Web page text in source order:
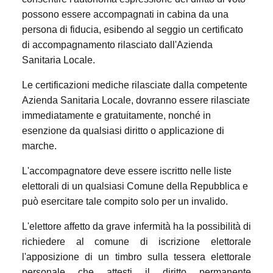
possono essere accompagnati in cabina da una
persona di fiducia, esibendo al seggio un certificato
di accompagnamento rilasciato dall'Azienda
Sanitaria Locale.
Le certificazioni mediche rilasciate dalla competente
Azienda Sanitaria Locale, dovranno essere rilasciate
immediatamente e gratuitamente, nonché in
esenzione da qualsiasi diritto o applicazione di
marche.
L'accompagnatore deve essere iscritto nelle liste
elettorali di un qualsiasi Comune della Repubblica e
può esercitare tale compito solo per un invalido.
L'elettore affetto da grave infermità ha la possibilità di
richiedere al comune di iscrizione elettorale
l'apposizione di un timbro sulla tessera elettorale